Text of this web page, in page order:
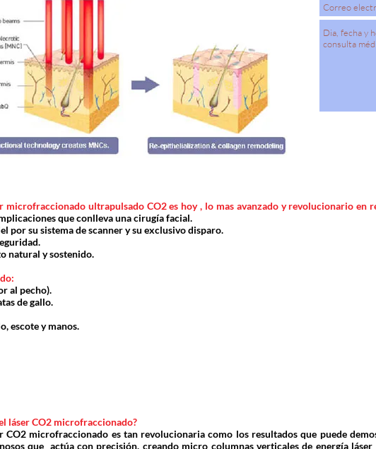
microfraccionado ultrapulsado CO2 es hoy , lo mas avanzado y revolucionario en
que conlleva una cirugía facial.
por su sistema de scanner y su exclusivo disparo.
natural y sostenido.
al pecho).
de gallo.
escote y manos.
láser CO2 microfraccionado?
microfraccionado es tan revolucionaria como los resultados que puede
que actúa con precisión, creando micro columnas verticales de energía